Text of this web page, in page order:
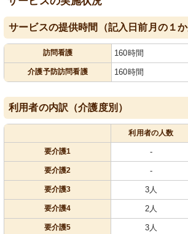
サービスの提供時間（記入日前月の１か
訪問看護 160時間
介護予防訪問看護 160時間
利用者の内訳（介護度別）
利用者の人数
要介護1 -
要介護2 -
要介護3 3人
要介護4 2人
要介護5 3人